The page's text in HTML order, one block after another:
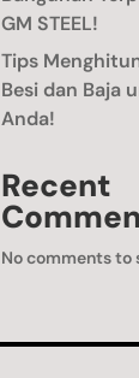
GM STEEL!
Tips
Besi dan Baja
Anda!
Recent
No comments to